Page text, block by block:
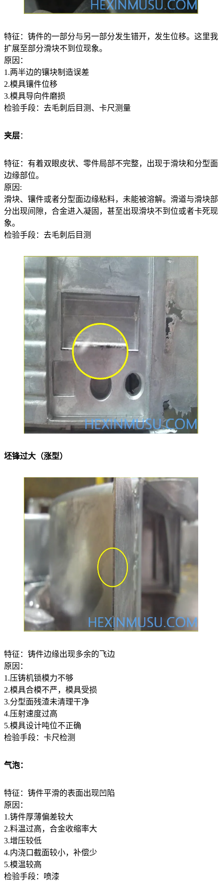
特征：铸件的一部分与另一部分发生错开，发生位移。这里我
扩展至部分滑块不到位现象。
原因：
1.两半边的镶块制造误差
2.模具镶件位移
3.模具导向件磨损
检验手段：去毛刺后目测、卡尺测量
夹层：
特征：有着双眼皮状、零件局部不完整，出现于滑块和分型面
边缘部位。
原因:
滑块、镶件或者分型面边缘粘料，未能被溶解。滑道与滑块部
分出现间隙，合金进入凝固，甚至出现滑块不到位或者卡死现
象。
检验手段：去毛刺后目测
坯锋过大（涨型）
特征：铸件边缘出现多余的飞边
原因：
1.压铸机锁模力不够
2.模具合模不严，模具受损
3.分型面残渣未清理干净
4.压射速度过高
5.模具设计吨位不正确
检验手段：卡尺检测
气泡：
特征：铸件平滑的表面出现凹陷
原因：
1.铸件厚薄偏差较大
2.料温过高，合金收缩率大
3.增压较低
4.内浇口截面较小，补偿少
5.模温较高
检验手段：喷漆